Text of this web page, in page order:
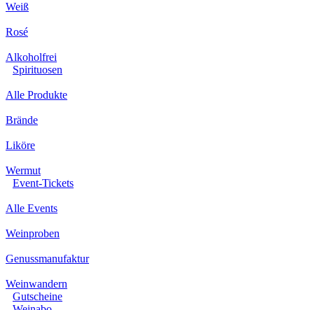
Weiß
Rosé
Alkoholfrei
Spirituosen
Alle Produkte
Brände
Liköre
Wermut
Event-Tickets
Alle Events
Weinproben
Genussmanufaktur
Weinwandern
Gutscheine